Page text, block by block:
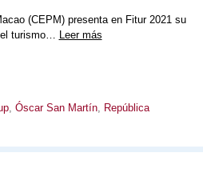
(CEPM) presenta en Fitur 2021 su
turismo…
Leer más
, Óscar San Martín,
República